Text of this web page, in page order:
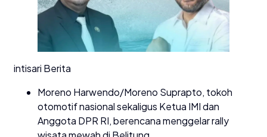
intisari Berita
Moreno Harwendo/Moreno Suprapto, tokoh
otomotif nasional sekaligus Ketua IMI dan
Anggota DPR RI, berencana menggelar rally